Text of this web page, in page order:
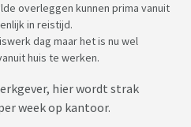
overleggen kunnen prima vanuit
in reistijd.
dag maar het is nu wel
huis te werken.
hier wordt strak
week op kantoor.